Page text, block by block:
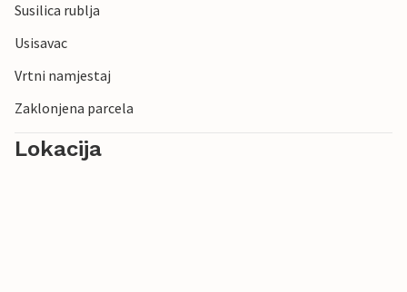
Susilica rublja
Usisavac
Vrtni namjestaj
Zaklonjena parcela
Lokacija